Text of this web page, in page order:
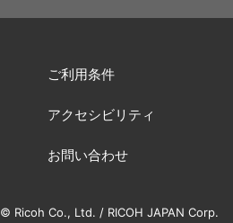
ご利用条件
アクセシビリティ
お問い合わせ
© Ricoh Co., Ltd. / RICOH JAPAN Corp.